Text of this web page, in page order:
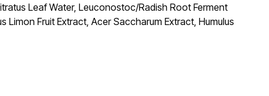
Leaf Water, Leuconostoc/Radish Root Ferment
Limon Fruit Extract, Acer Saccharum Extract, Humulus